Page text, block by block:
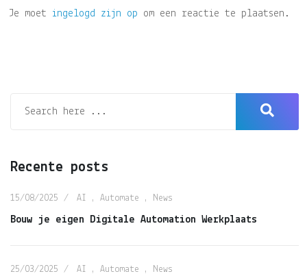
Je moet ingelogd zijn op om een reactie te plaatsen.
Recente posts
15/08/2025 AI , Automate , News
Bouw je eigen Digitale Automation Werkplaats
25/03/2025 AI , Automate , News